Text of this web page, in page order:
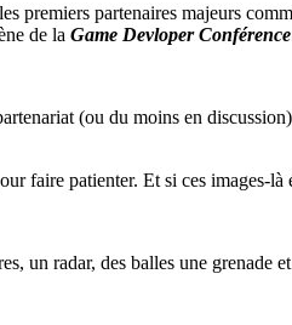
premiers partenaires majeurs
de la Game Devloper Conférence
(ou du moins en
faire patienter. Et si ces images-
un radar, des balles une grenade